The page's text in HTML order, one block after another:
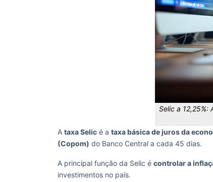
Selic a 12,25%:
A taxa Selic é a taxa básica de juros da
(Copom) do Banco Central a cada 45 dias.
A principal função da Selic é controlar a
investimentos no país.